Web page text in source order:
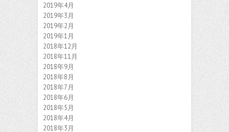
2019年4月
2019年3月
2019年2月
2019年1月
2018年12月
2018年11月
2018年9月
2018年8月
2018年7月
2018年6月
2018年5月
2018年4月
2018年3月